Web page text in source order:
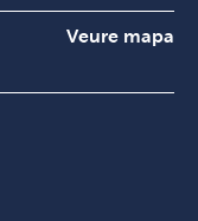
Veure mapa